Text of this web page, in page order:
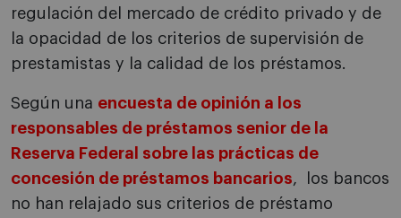
regulación del mercado de crédito privado y de
la opacidad de los criterios de supervisión de
prestamistas y la calidad de los préstamos.
Según una encuesta de opinión a los
responsables de préstamos senior de la
Reserva Federal sobre las prácticas de
concesión de préstamos bancarios, los bancos
no han relajado sus criterios de préstamo